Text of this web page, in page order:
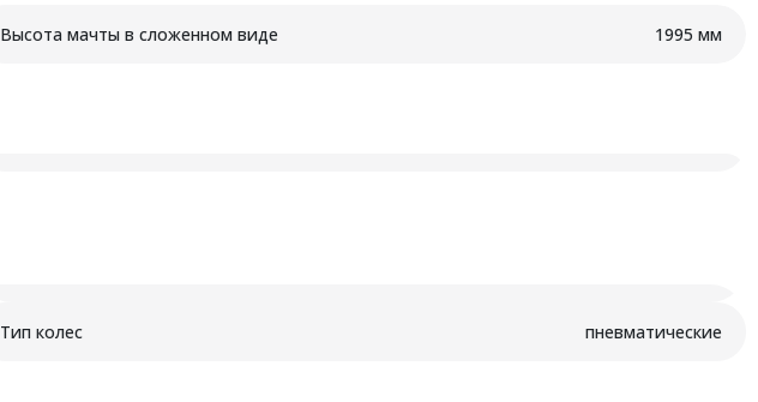
Высота мачты в сложенном виде 1995 мм
Тип колес пневматические